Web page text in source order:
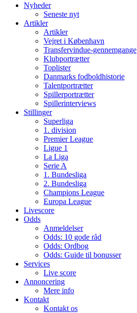
лучшие займы
Nyheder
Seneste nyt
Artikler
Artikler
Vejret i København
Transfervindue-gennemgange
Klubportrætter
Toplister
Danmarks fodboldhistorie
Talentportrætter
Spillerportrætter
Spillerinterviews
Stillinger
Superliga
1. division
Premier League
Ligue 1
La Liga
Serie A
1. Bundesliga
2. Bundesliga
Champions League
Europa League
Livescore
Odds
Anmeldelser
Odds: 10 gode råd
Odds: Ordbog
Odds: Guide til bonusser
Services
Live score
Annoncering
Mere info
Kontakt
Kontakt os